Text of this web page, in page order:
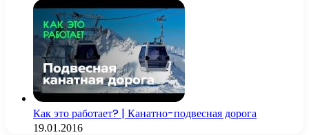
Как это работает? | Канатно-подвесная дорога
19.01.2016